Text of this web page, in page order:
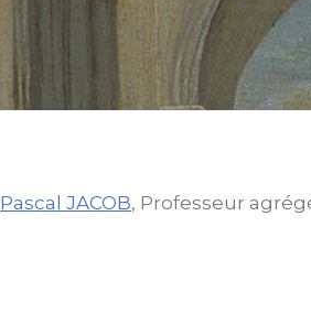
Pascal JACOB, Professeur